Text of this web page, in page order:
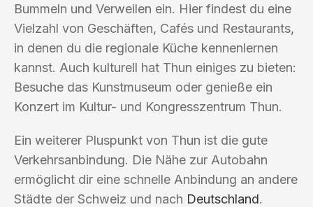
Bummeln und Verweilen ein. Hier findest du eine
Vielzahl von Geschäften, Cafés und Restaurants,
in denen du die regionale Küche kennenlernen
kannst. Auch kulturell hat Thun einiges zu bieten:
Besuche das Kunstmuseum oder genieße ein
Konzert im Kultur- und Kongresszentrum Thun.
Ein weiterer Pluspunkt von Thun ist die gute
Verkehrsanbindung. Die Nähe zur Autobahn
ermöglicht dir eine schnelle Anbindung an andere
Städte der Schweiz und nach Deutschland.